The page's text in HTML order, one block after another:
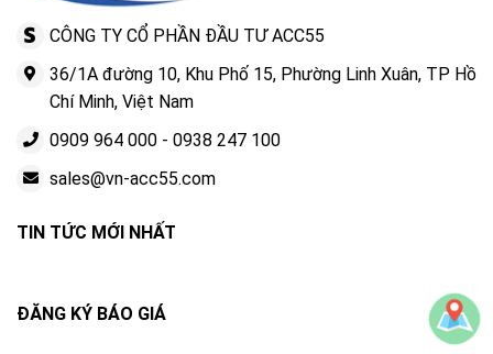
CÔNG TY CỔ PHẦN ĐẦU TƯ ACC55
36/1A đường 10, Khu Phố 15, Phường Linh Xuân, TP Hồ
Chí Minh, Việt Nam
0909 964 000 - 0938 247 100
sales@vn-acc55.com
TIN TỨC MỚI NHẤT
ĐĂNG KÝ BÁO GIÁ